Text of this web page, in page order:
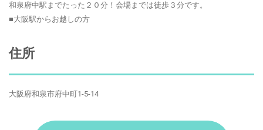
和泉府中駅までたった２０分！会場までは徒歩３分です。
■大阪駅からお越しの方
住所
大阪府和泉市府中町1-5-14